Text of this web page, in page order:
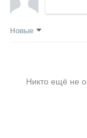
Новые
Никто ещё не